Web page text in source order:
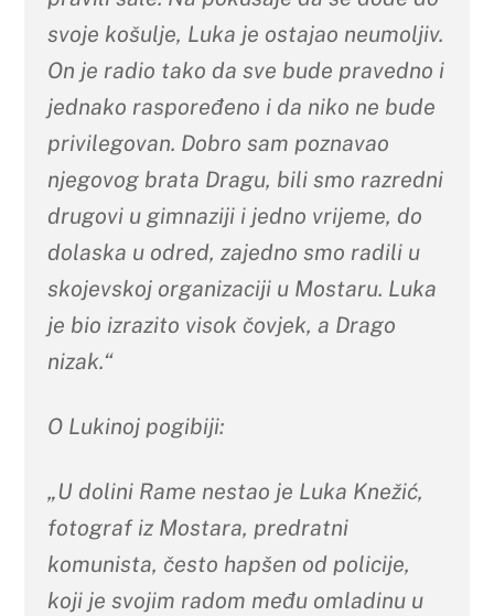
svoje košulje, Luka je ostajao neumoljiv.
On je radio tako da sve bude pravedno i
jednako raspoređeno i da niko ne bude
privilegovan. Dobro sam poznavao
njegovog brata Dragu, bili smo razredni
drugovi u gimnaziji i jedno vrijeme, do
dolaska u odred, zajedno smo radili u
skojevskoj organizaciji u Mostaru. Luka
je bio izrazito visok čovjek, a Drago
nizak.“
O Lukinoj pogibiji:
„U dolini Rame nestao je Luka Knežić,
fotograf iz Mostara, predratni
komunista, često hapšen od policije,
koji je svojim radom među omladinu u